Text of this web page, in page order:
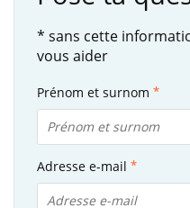
* sans cette
vous aider
Prénom et surnom
Adresse e-mail